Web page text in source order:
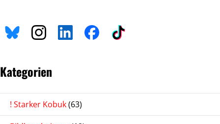
Kategorien
! Starker Kobuk(63)